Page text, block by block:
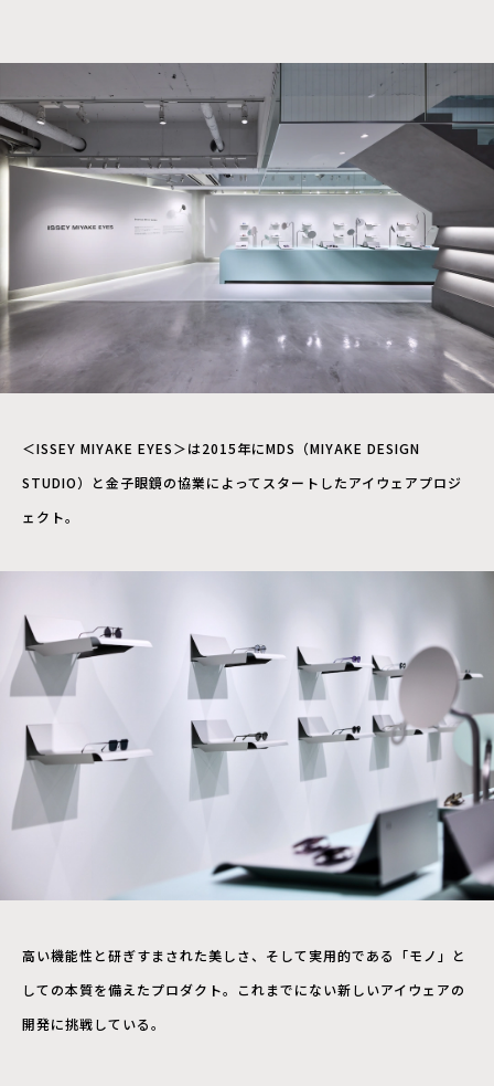
＜ISSEY MIYAKE EYES＞は2015年にMDS（MIYAKE DESIGN
STUDIO）と金子眼鏡の協業によってスタートしたアイウェアプロジ
ェクト。
高い機能性と研ぎすまされた美しさ、そして実用的である「モノ」と
しての本質を備えたプロダクト。これまでにない新しいアイウェアの
開発に挑戦している。